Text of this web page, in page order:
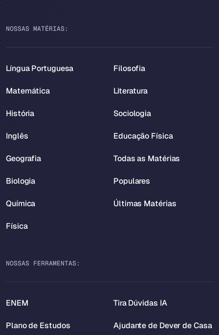
NOSSAS MATÉRIAS:
Língua Portuguesa
Matemática
História
Inglês
Geografia
Biologia
Química
Física
Filosofia
Literatura
Sociologia
Educação Física
Todas as Matérias
Populares
Últimas Matérias
NOSSAS FERRAMENTAS:
ENEM
Plano de Estudos
Tira Dúvidas IA
Ajudante de Dever de Casa